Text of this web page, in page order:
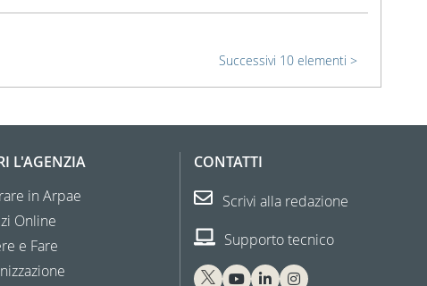
Successivi 10 elementi
L'AGENZIA
in Arpae
Online
e Fare
CONTATTI
Scrivi alla redazione
Supporto tecnico